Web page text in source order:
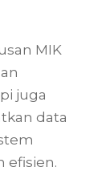
MIK
juga
data
efisien.